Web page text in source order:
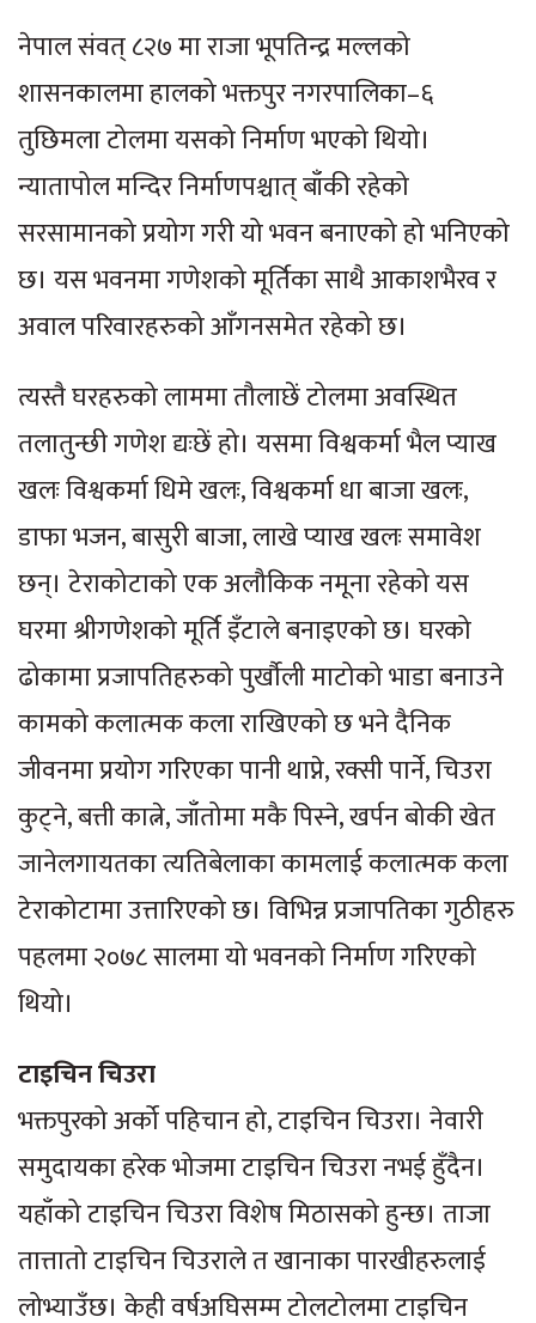
नेपाल संवत् ८२७ मा राजा भूपतिन्द्र मल्लको
शासनकालमा हालको भक्तपुर नगरपालिका–६
तुछिमला टोलमा यसको निर्माण भएको थियो।
न्यातापोल मन्दिर निर्माणपश्चात् बाँकी रहेको
सरसामानको प्रयोग गरी यो भवन बनाएको हो भनिएको
छ। यस भवनमा गणेशको मूर्तिका साथै आकाशभैरव र
अवाल परिवारहरुको आँगनसमेत रहेको छ।
त्यस्तै घरहरुको लाममा तौलाछें टोलमा अवस्थित
तलातुन्छी गणेश द्यःछें हो। यसमा विश्वकर्मा भैल प्याख
खलः विश्वकर्मा धिमे खलः, विश्वकर्मा धा बाजा खलः,
डाफा भजन, बासुरी बाजा, लाखे प्याख खलः समावेश
छन्। टेराकोटाको एक अलौकिक नमूना रहेको यस
घरमा श्रीगणेशको मूर्ति इँटाले बनाइएको छ। घरको
ढोकामा प्रजापतिहरुको पुर्खौली माटोको भाडा बनाउने
कामको कलात्मक कला राखिएको छ भने दैनिक
जीवनमा प्रयोग गरिएका पानी थाप्ने, रक्सी पार्ने, चिउरा
कुट्ने, बत्ती कात्ने, जाँतोमा मकै पिस्ने, खर्पन बोकी खेत
जानेलगायतका त्यतिबेलाका कामलाई कलात्मक कला
टेराकोटामा उत्तारिएको छ। विभिन्न प्रजापतिका गुठीहरु
पहलमा २०७८ सालमा यो भवनको निर्माण गरिएको
थियो।
टाइचिन चिउरा
भक्तपुरको अर्को पहिचान हो, टाइचिन चिउरा। नेवारी
समुदायका हरेक भोजमा टाइचिन चिउरा नभई हुँदैन।
यहाँको टाइचिन चिउरा विशेष मिठासको हुन्छ। ताजा
तात्तातो टाइचिन चिउराले त खानाका पारखीहरुलाई
लोभ्याउँछ। केही वर्षअघिसम्म टोलटोलमा टाइचिन